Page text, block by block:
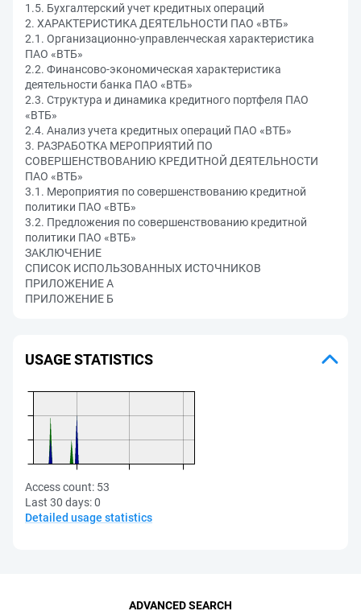
1.5. Бухгалтерский учет кредитных операций
2. ХАРАКТЕРИСТИКА ДЕЯТЕЛЬНОСТИ ПАО «ВТБ»
2.1. Организационно-управленческая характеристика
ПАО «ВТБ»
2.2. Финансово-экономическая характеристика
деятельности банка ПАО «ВТБ»
2.3. Структура и динамика кредитного портфеля ПАО
«ВТБ»
2.4. Анализ учета кредитных операций ПАО «ВТБ»
3. РАЗРАБОТКА МЕРОПРИЯТИЙ ПО
СОВЕРШЕНСТВОВАНИЮ КРЕДИТНОЙ ДЕЯТЕЛЬНОСТИ
ПАО «ВТБ»
3.1. Мероприятия по совершенствованию кредитной
политики ПАО «ВТБ»
3.2. Предложения по совершенствованию кредитной
политики ПАО «ВТБ»
ЗАКЛЮЧЕНИЕ
СПИСОК ИСПОЛЬЗОВАННЫХ ИСТОЧНИКОВ
ПРИЛОЖЕНИЕ А
ПРИЛОЖЕНИЕ Б
USAGE STATISTICS
Access count: 53
Last 30 days:0
Detailed usage statistics
ADVANCED SEARCH